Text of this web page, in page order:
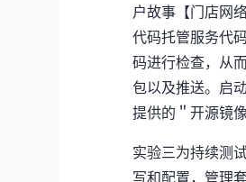
户故事【门店网
代码托管服务代
码进行检查，从
包以及推送。启
提供的＂开源镜
实验三为持续测
写和配置，管理